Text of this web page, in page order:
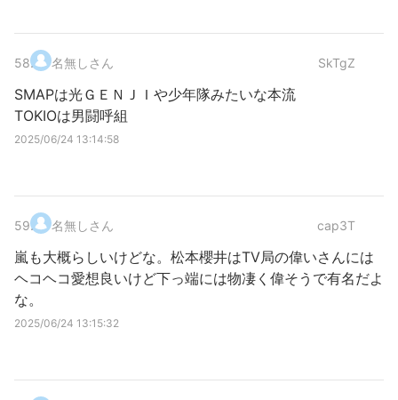
58. 名無しさん SkTgZ
SMAPは光ＧＥＮＪＩや少年隊みたいな本流
TOKIOは男闘呼組
2025/06/24 13:14:58
59. 名無しさん cap3T
嵐も大概らしいけどな。松本櫻井はTV局の偉いさんには
ヘコヘコ愛想良いけど下っ端には物凄く偉そうで有名だよ
な。
2025/06/24 13:15:32